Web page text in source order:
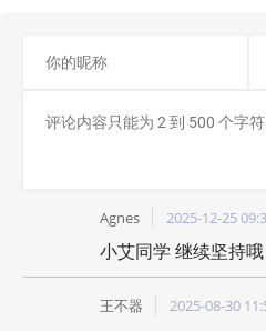
Agnes 2025-12-25
小艾同学 继续坚持
王不器 2025-08-30